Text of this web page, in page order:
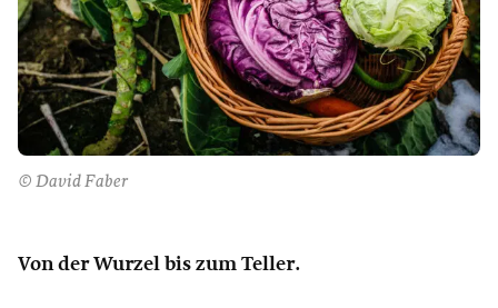
© David Faber
Von der Wurzel bis zum Teller.